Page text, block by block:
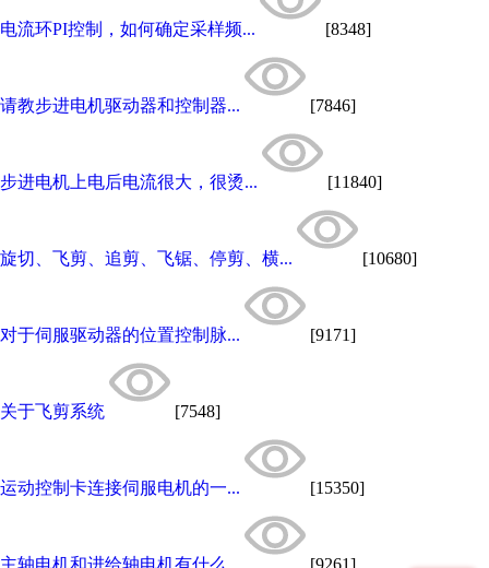
电流环PI控制，如何确定采样频... [8348]
请教步进电机驱动器和控制器... [7846]
步进电机上电后电流很大，很烫... [11840]
旋切、飞剪、追剪、飞锯、停剪、横... [10680]
对于伺服驱动器的位置控制脉... [9171]
关于飞剪系统 [7548]
运动控制卡连接伺服电机的一... [15350]
主轴电机和进给轴电机有什么... [9261]